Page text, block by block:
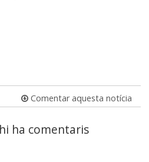
Comentar aquesta notícia
ha comentaris